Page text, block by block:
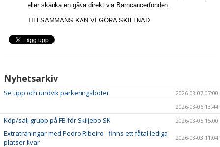
VÅR HISTORIA
eller skänka en gåva direkt via Barncancerfonden.
TILLSAMMANS KAN VI GÖRA SKILLNAD
Nyhetsarkiv
Se upp och undvik parkeringsböter
2026-08-07 07:00
2026-08-06 13:44
Köp/sälj-grupp på FB för Skiljebo SK 2026-08-05 15:00
Extraträningar med Pedro Ribeiro - finns ett fåtal lediga
platser kvar
2026-08-03 11:04